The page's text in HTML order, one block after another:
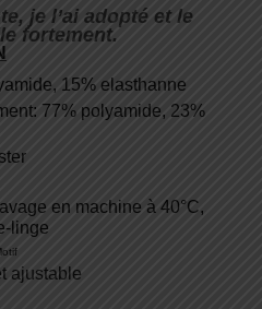
je l’ai adopté et le
fortement.
15% elasthanne
77% polyamide, 23%
en machine à 40°C,
linge
ajustable